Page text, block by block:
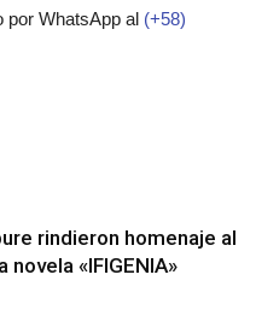
por WhatsApp al (+58)
rindieron homenaje al
«IFIGENIA»